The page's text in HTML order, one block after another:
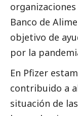
Banco de
objetivo de
por la
En Pfizer
contribuido a
situación de